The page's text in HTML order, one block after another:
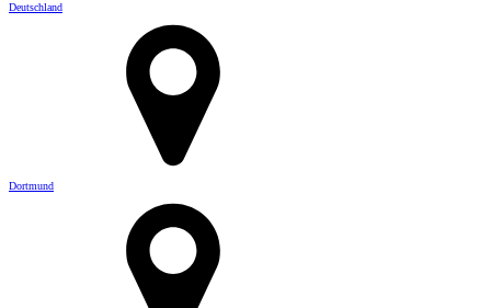
Deutschland
Dortmund